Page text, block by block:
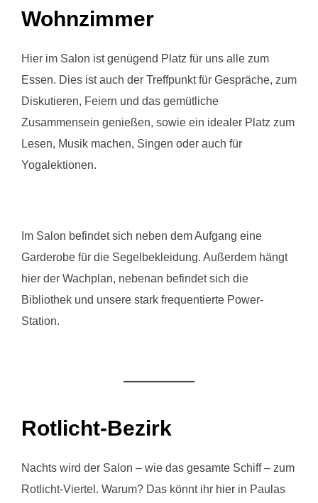
Wohnzimmer
Hier im Salon ist genügend Platz für uns alle zum
Essen. Dies ist auch der Treffpunkt für Gespräche, zum
Diskutieren, Feiern und das gemütliche
Zusammensein genießen, sowie ein idealer Platz zum
Lesen, Musik machen, Singen oder auch für
Yogalektionen.
Im Salon befindet sich neben dem Aufgang eine
Garderobe für die Segelbekleidung. Außerdem hängt
hier der Wachplan, nebenan befindet sich die
Bibliothek und unsere stark frequentierte Power-
Station.
Rotlicht-Bezirk
Nachts wird der Salon – wie das gesamte Schiff – zum
Rotlicht-Viertel. Warum? Das könnt ihr hier in Paulas